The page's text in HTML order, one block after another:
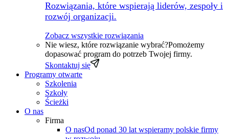
Rozwiązania, które wspierają liderów, zespoły i
rozwój organizacji.
Zobacz wszystkie rozwiązania
Nie wiesz, które rozwiązanie wybrać?Pomożemy
dopasować program do potrzeb Twojej firmy.
Skontaktuj się
Programy otwarte
Szkolenia
Szkoły
Ścieżki
O nas
Firma
O nasOd ponad 30 lat wspieramy polskie firmy